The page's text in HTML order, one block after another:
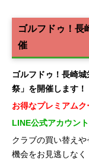
ゴルフドゥ！長
催
ゴルフドゥ！長崎
祭」を開催します！
お得なプレミアム
LINE公式アカウン
クラブの買い替え
機会をお見逃しなく